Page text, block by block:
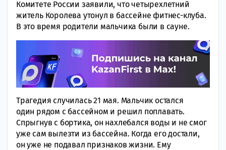
Комитете России заявили, что четырехлетний
житель Королева утонул в бассейне фитнес-клуба.
В это время родители мальчика были в сауне.
Трагедия случилась 21 мая. Мальчик остался
один рядом с бассейном и решил поплавать.
Спрыгнув с бортика, он нахлебался воды и не смог
уже сам вылезти из бассейна. Когда его достали,
он уже не подавал признаков жизни. Ему